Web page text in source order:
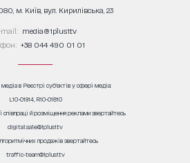
м. Київ, вул. Кирилівська, 23
mail: media@1plus1.tv
+38 044 490 01 01
в Реєстрі суб’єктів у сфері медіа:
L10-01914, R10-01810
співпраці й розміщення реклами звертайтесь
digital.sale@1plus1.tv
продажів звертайтесь
traffic-team@1plus1.tv